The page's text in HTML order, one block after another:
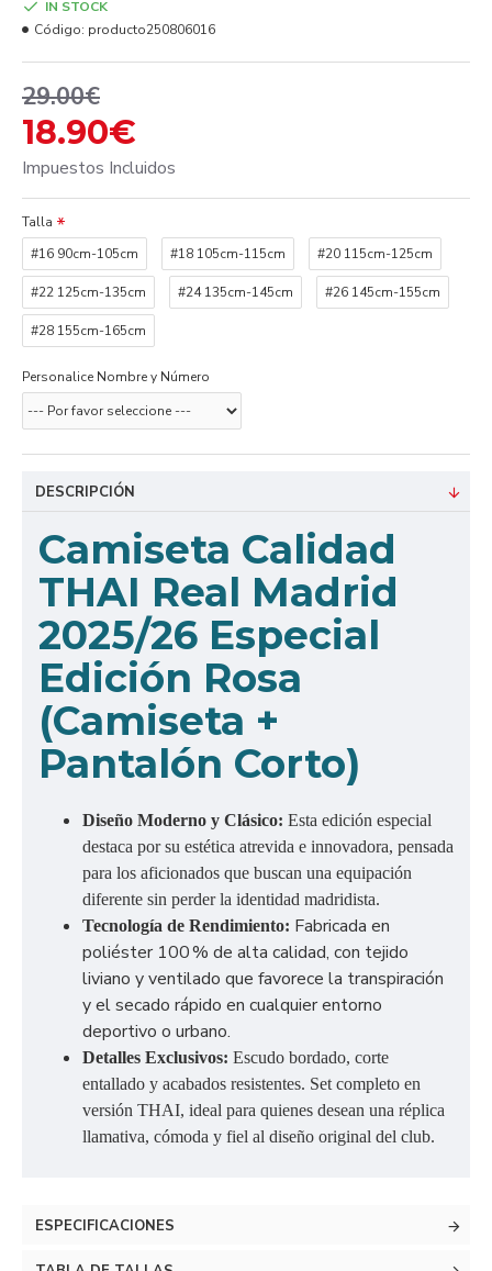
18.90€
29.00€
Impuestos Incluidos
IN STOCK
Código: producto250806016
Talla
#16 90cm-105cm
#18 105cm-115cm #20 115cm-125cm
#22 125cm-135cm #24 135cm-145cm #26 145cm-155cm
#28 155cm-165cm
Personalice Nombre y Número
DESCRIPCIÓN
Camiseta Calidad
THAI Real Madrid
2025/26 Especial
Edición Rosa
(Camiseta +
Pantalón Corto)
Diseño Moderno y Clásico: Esta edición especial
destaca por su estética atrevida e innovadora, pensada
para los aficionados que buscan una equipación
diferente sin perder la identidad madridista.
Tecnología de Rendimiento: Fabricada en
poliéster 100 % de alta calidad, con tejido
liviano y ventilado que favorece la transpiración
y el secado rápido en cualquier entorno
deportivo o urbano.
Detalles Exclusivos: Escudo bordado, corte
entallado y acabados resistentes. Set completo en
versión THAI, ideal para quienes desean una réplica
llamativa, cómoda y fiel al diseño original del club.
ESPECIFICACIONES